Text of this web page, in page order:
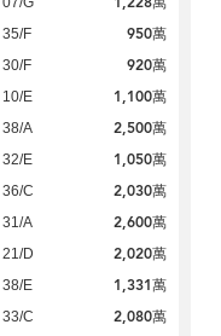
35/F 950萬
30/F 920萬
10/E 1,100萬
38/A 2,500萬
32/E 1,050萬
36/C 2,030萬
31/A 2,600萬
21/D 2,020萬
38/E 1,331萬
33/C 2,080萬